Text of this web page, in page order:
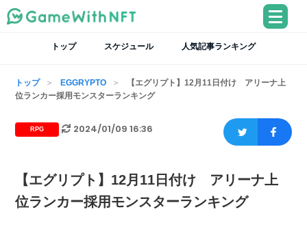
トップ スケジュール 人気記事ランキング
トップ EGGRYPTO
【エグリプト】12月11日付け アリーナ上
位ランカー採用モンスターランキング
RPG 2024/01/09 16:36
【エグリプト】12月11日付け アリーナ上
位ランカー採用モンスターランキング